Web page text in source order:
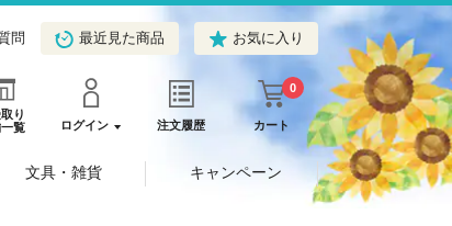
問 最近見た商品 お気に入り
り
覧
ログイン 注文履歴 カート
0
文具・雑貨 キャンペーン